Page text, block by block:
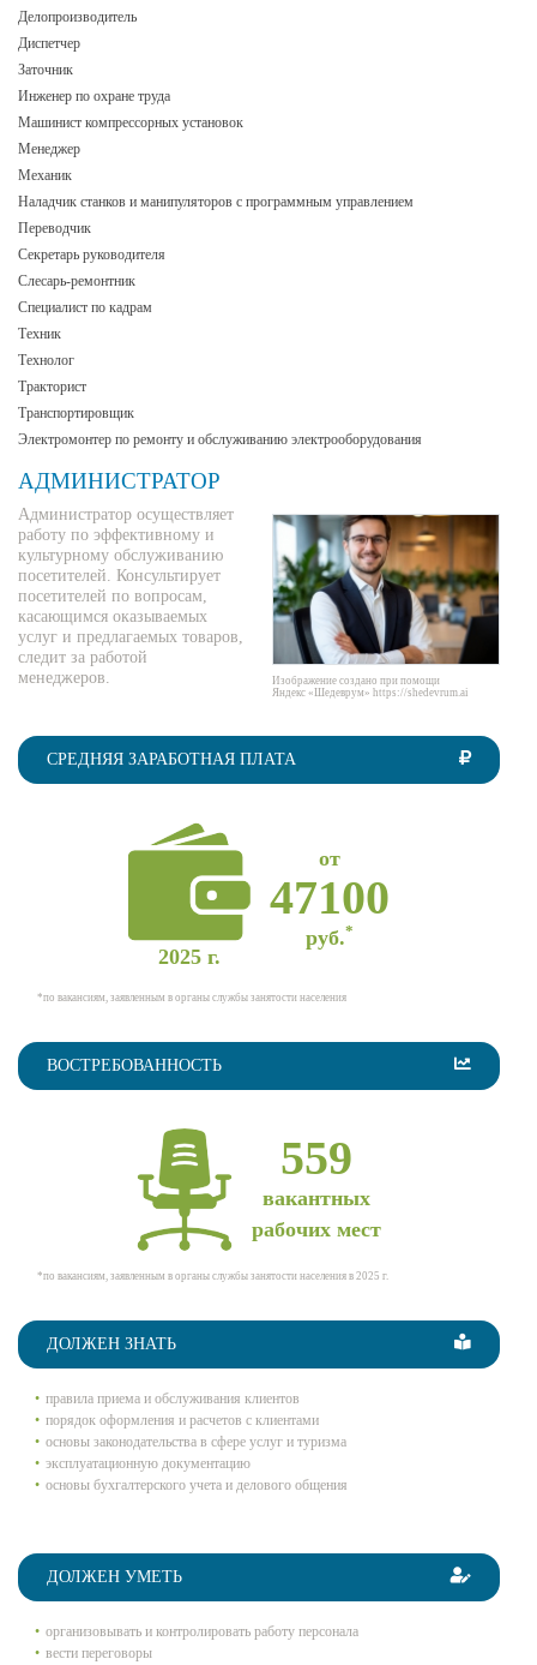
Делопроизводитель
Диспетчер
Заточник
Инженер по охране труда
Машинист компрессорных установок
Менеджер
Механик
Наладчик станков и манипуляторов с программным управлением
Переводчик
Секретарь руководителя
Слесарь-ремонтник
Специалист по кадрам
Техник
Технолог
Тракторист
Транспортировщик
Электромонтер по ремонту и обслуживанию электрооборудования
АДМИНИСТРАТОР
Изображение создано при помощи
Яндекс «Шедеврум» https://shedevrum.ai
Администратор осуществляет
работу по эффективному и
культурному обслуживанию
посетителей. Консультирует
посетителей по вопросам,
касающимся оказываемых
услуг и предлагаемых товаров,
следит за работой
менеджеров.
СРЕДНЯЯ ЗАРАБОТНАЯ ПЛАТА
2025 г.
от
47100
руб.*
*по вакансиям, заявленным в органы службы занятости населения
ВОСТРЕБОВАННОСТЬ
559
вакантных
рабочих мест
*по вакансиям, заявленным в органы службы занятости населения в 2025 г.
ДОЛЖЕН ЗНАТЬ
правила приема и обслуживания клиентов
порядок оформления и расчетов с клиентами
основы законодательства в сфере услуг и туризма
эксплуатационную документацию
основы бухгалтерского учета и делового общения
ДОЛЖЕН УМЕТЬ
организовывать и контролировать работу персонала
вести переговоры